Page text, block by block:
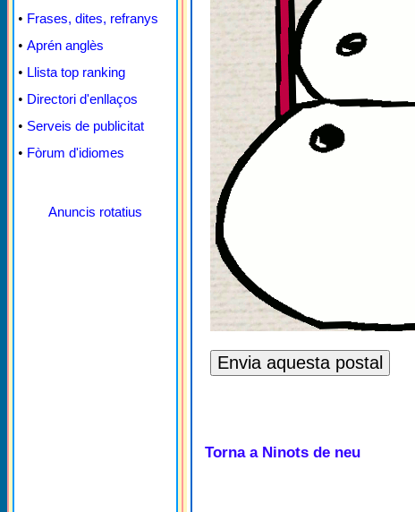
• Frases, dites, refranys
• Aprén anglès
• Llista top ranking
• Directori d'enllaços
• Serveis de publicitat
• Fòrum d'idiomes
Anuncis rotatius
Torna a Ninots de neu